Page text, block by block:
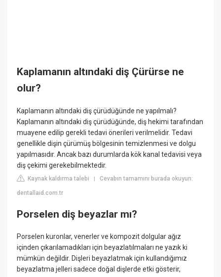
Kaplamanın altındaki diş Çürürse ne
olur?
Kaplamanın altındaki diş çürüdüğünde ne yapılmalı?
Kaplamanın altındaki diş çürüdüğünde, diş hekimi tarafından
muayene edilip gerekli tedavi önerileri verilmelidir. Tedavi
genellikle dişin çürümüş bölgesinin temizlenmesi ve dolgu
yapılmasıdır. Ancak bazı durumlarda kök kanal tedavisi veya
diş çekimi gerekebilmektedir.
Kaynak kaldırma talebi |Cevabın tamamını burada okuyun:
dentallaid.com.tr
Porselen diş beyazlar mı?
Porselen kuronlar, venerler ve kompozit dolgular ağız
içinden çıkarılamadıkları için beyazlatılmaları ne yazık ki
mümkün değildir. Dişleri beyazlatmak için kullandığımız
beyazlatma jelleri sadece doğal dişlerde etki gösterir,